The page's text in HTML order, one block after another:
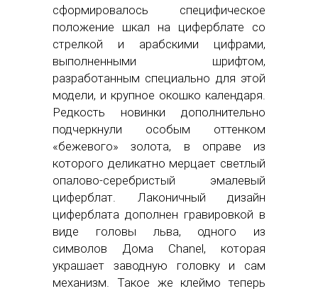
сформировалось специфическое
положение шкал на циферблате со
стрелкой и арабскими цифрами,
выполненными шрифтом,
разработанным специально для этой
модели, и крупное окошко календаря.
Редкость новинки дополнительно
подчеркнули особым оттенком
«бежевого» золота, в оправе из
которого деликатно мерцает светлый
опалово-серебристый эмалевый
циферблат. Лаконичный дизайн
циферблата дополнен гравировкой в
виде головы льва, одного из
символов Дома Chanel, которая
украшает заводную головку и сам
механизм. Такое же клеймо теперь